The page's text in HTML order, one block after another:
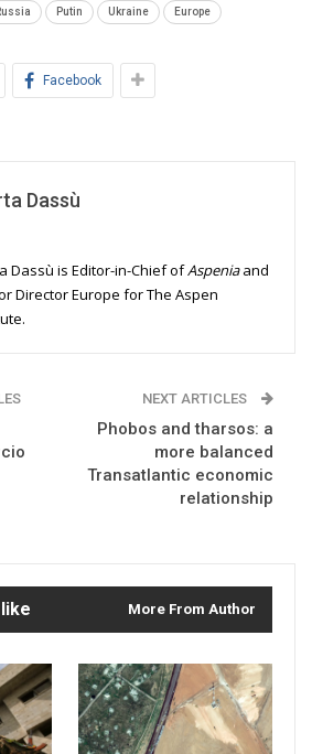
Putin Ukraine Europe
Facebook
Dassù
Dassù is Editor-in-Chief ofAspeniaand
Director Europe for The Aspen
NEXT ARTICLES
Phobos and tharsos: a
more balanced
Transatlantic economic
relationship
More From Author